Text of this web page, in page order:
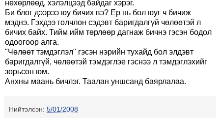
нөхөрлөөд, хэлэлцээд байдаг хэрэг.
Би блог дээрээ юу бичих вэ? Ер нь бол юуг ч бичиж
мэднэ. Гэхдээ голчлон сэдэвт баригдалгүй чөлөөтэй л
бичих байх. Тийм ийм төрлөөр дагнаж бичнэ гэсэн бодол
одоогоор алга.
"Чөлөөт тэмдэглэл" гэсэн нэрийн тухайд бол элдэвт
баригдалгүй, чөлөөтэй тэмдэглэе гэснээ л тэмдэглэхийг
зорьсон юм.
Анхны маань бичлэг. Таалан уншсанд баярлалаа.
Нийтэлсэн: 5/01/2008